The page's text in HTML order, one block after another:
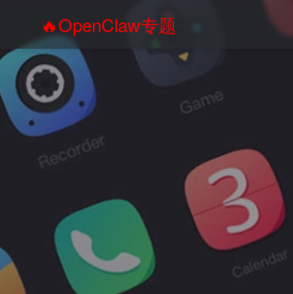
🔥OpenClaw专题